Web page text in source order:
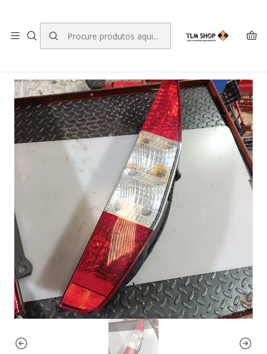
Início LOJA ONLINE Iluminação Farolins
Farolim Traseiro Direito Fiat Doblo Cargo (223)